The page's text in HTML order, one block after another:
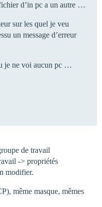
d’in pc a un autre …
sur les quel je veu
un message d’erreur
je ne voi aucun pc …
de travail
-> propriétés
modifier.
même masque, mêmes